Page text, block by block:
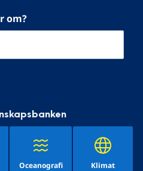
om?
Oceanografi Klimat